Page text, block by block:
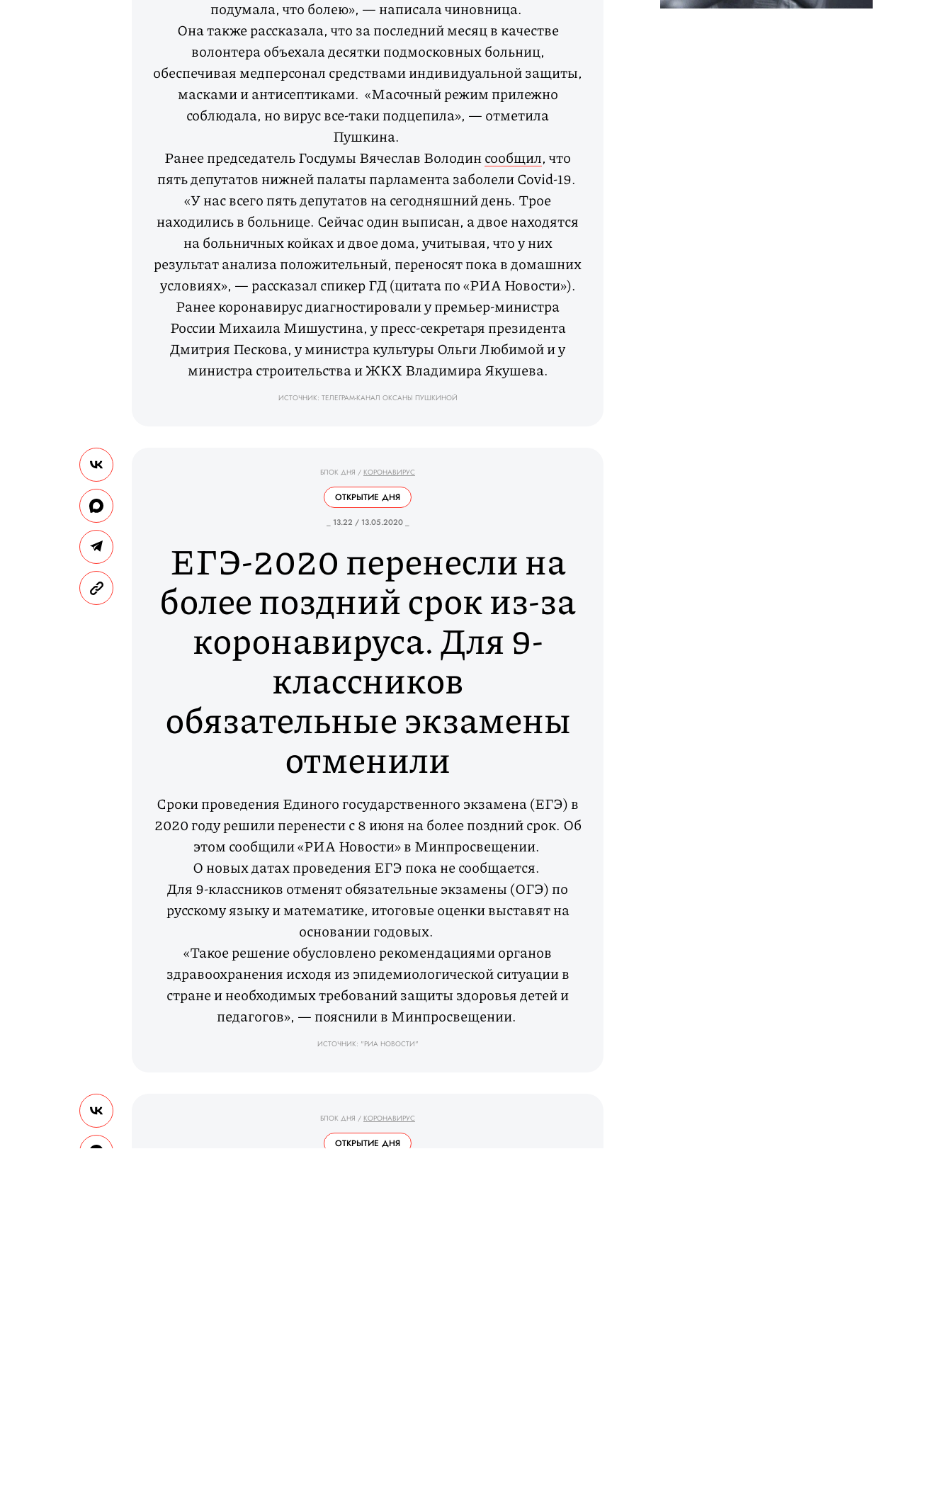
подумала, что болею», — написала чиновница.
Она также рассказала, что за последний месяц в качестве
волонтера объехала десятки подмосковных больниц,
обеспечивая медперсонал средствами индивидуальной защиты,
масками и антисептиками. «Масочный режим прилежно
соблюдала, но вирус все-таки подцепила», — отметила
Пушкина.
Ранее председатель Госдумы Вячеслав Володинсообщил, что
пять депутатов нижней палаты парламента заболели Covid-19.
«У нас всего пять депутатов на сегодняшний день. Трое
находились в больнице. Сейчас один выписан, а двое находятся
на больничных койках и двое дома, учитывая, что у них
результат анализа положительный, переносят пока в домашних
условиях», — рассказал спикер ГД (цитата по «РИА Новости»).
Ранее коронавирус диагностировали у премьер-министра
России Михаила Мишустина, у пресс-секретаря президента
Дмитрия Пескова, у министра культуры Ольги Любимой и у
министра строительства и ЖКХ Владимира Якушева.
ИСТОЧНИК: ТЕЛЕГРАМ-КАНАЛ ОКСАНЫ ПУШКИНОЙ
БЛОК ДНЯ / КОРОНАВИРУС
ОТКРЫТИЕ ДНЯ
_ 13.22 / 13.05.2020 _
ЕГЭ-2020 перенесли на
более поздний срок из-за
коронавируса. Для 9-
классников
обязательные экзамены
отменили
Сроки проведения Единого государственного экзамена (ЕГЭ) в
2020 году решили перенести с 8 июня на более поздний срок. Об
этом сообщили «РИА Новости» в Минпросвещении.
О новых датах проведения ЕГЭ пока не сообщается.
Для 9-классников отменят обязательные экзамены (ОГЭ) по
русскому языку и математике, итоговые оценки выставят на
основании годовых.
«Такое решение обусловлено рекомендациями органов
здравоохранения исходя из эпидемиологической ситуации в
стране и необходимых требований защиты здоровья детей и
педагогов», — пояснили в Минпросвещении.
ИСТОЧНИК: "РИА НОВОСТИ"
БЛОК ДНЯ / КОРОНАВИРУС
ОТКРЫТИЕ ДНЯ